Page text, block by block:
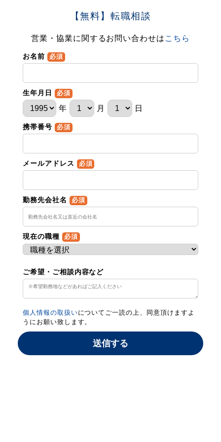
【無料】転職相談
営業・協業に関するお問い合わせは こちら
お名前 必須
生年月日 必須
年 月 日
携帯番号 必須
メールアドレス 必須
勤務先会社名 必須
現在の職種 必須
ご希望・ご相談内容など
個人情報の取扱いについてご一読の上、同意頂けますよ
うにお願い致します。